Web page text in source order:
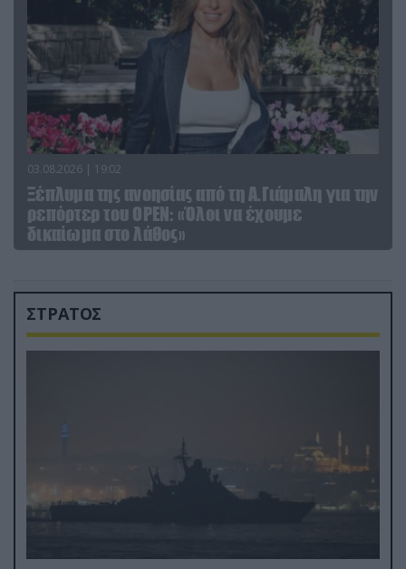
03.08.2026 | 19:02
Ξέπλυμα της ανοησίας από τη Α.Γιάμαλη για την
ρεπόρτερ του ΟΡΕΝ: «Όλοι να έχουμε
δικαίωμα στο λάθος»
ΣΤΡΑΤΟΣ